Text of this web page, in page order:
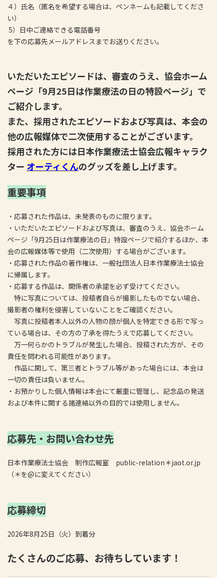
４）氏名（匿名を希望する場合は、ペンネームも記載してくださ
い）
5）日中ご連絡できる電話番号
を下の応募先メールアドレスまでお送りください。
いただいたエピソードは、審査のうえ、協会ホーム
ページ「9月25日は作業療法の日の特設ページ」で
ご紹介します。
また、採用されたエピソードおよび写真は、本会の
他の広報媒体で二次使用することがございます。
採用された方には日本作業療法士協会広報キャラク
ター オーティくんのグッズを差し上げます。
重要事項
・応募された作品は、未発表のものに限ります。
・いただいたエピソードおよび写真は、審査のうえ、協会ホーム
ページ「9月25日は作業療法の日」特設ページで紹介するほか、本
会の広報媒体等で使用（二次使用）する場合がございます。
・応募された作品の著作権は、一般社団法人日本作業療法士協会
に帰属します。
・応募する作品は、関係者の承諾を必ず受けてください。
特に写真については、投稿者自らが撮影したものでない場合、
撮影者の権利を侵害していないことをご確認ください。
写真に投稿者本人以外の人物の顔が個人を特定できる形で写っ
ている場合は、その方の了承を得たうえで応募してください。
万一何らかのトラブルが発生した場合、投稿された方が、その
責任を問われる可能性があります。
作品に関して、第三者とトラブル等があった場合には、本会は
一切の責任は負いません。
・お預かりした個人情報は本会にて厳重に管理し、記念品の発送
および本件に関する諸連絡以外の目的では使用しません。
応募先・お問い合わせ先
日本作業療法士協会 制作広報室 public-relation＊jaot.or.jp
（＊を@に変えてください）
応募締切
2026年8月25日（火）到着分
たくさんのご応募、お待ちしています！